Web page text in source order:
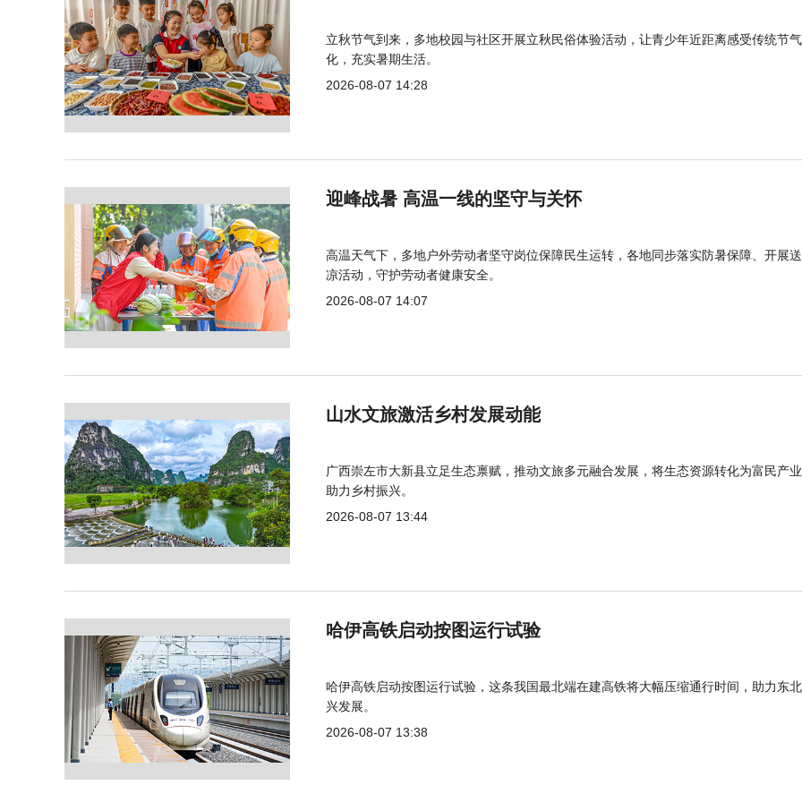
立秋节气到来，多地校园与社区开展立秋民俗体验活动，让青少年近距离感受传统节
化，充实暑期生活。
2026-08-07 14:28
迎峰战暑 高温一线的坚守与关怀
高温天气下，多地户外劳动者坚守岗位保障民生运转，各地同步落实防暑保障、开展
凉活动，守护劳动者健康安全。
2026-08-07 14:07
山水文旅激活乡村发展动能
广西崇左市大新县立足生态禀赋，推动文旅多元融合发展，将生态资源转化为富民产
助力乡村振兴。
2026-08-07 13:44
哈伊高铁启动按图运行试验
哈伊高铁启动按图运行试验，这条我国最北端在建高铁将大幅压缩通行时间，助力东
兴发展。
2026-08-07 13:38